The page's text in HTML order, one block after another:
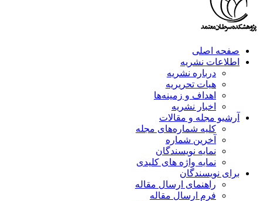
صفحه اصلی
اطلاعات نشریه
درباره نشریه
هیات تحریریه
اهداف و زمینه‌ها
اخبار نشریه
آرشیو مجله و مقالات
کلیه شماره‌های مجله
آخرین شماره
نمایه نویسندگان
نمایه واژه های کلیدی
برای نویسندگان
راهنمای ارسال مقاله
فرم ارسال مقاله